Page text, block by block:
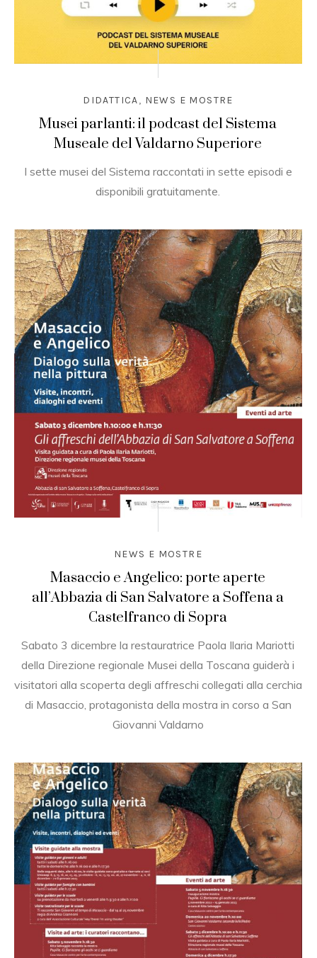
DIDATTICA, NEWS E MOSTRE
Musei parlanti: il podcast del Sistema
Museale del Valdarno Superiore
I sette musei del Sistema raccontati in sette episodi e
disponibili gratuitamente.
NEWS E MOSTRE
Masaccio e Angelico: porte aperte
all’Abbazia di San Salvatore a Soffena a
Castelfranco di Sopra
Sabato 3 dicembre la restauratrice Paola Ilaria Mariotti
della Direzione regionale Musei della Toscana guiderà i
visitatori alla scoperta degli affreschi collegati alla cerchia
di Masaccio, protagonista della mostra in corso a San
Giovanni Valdarno